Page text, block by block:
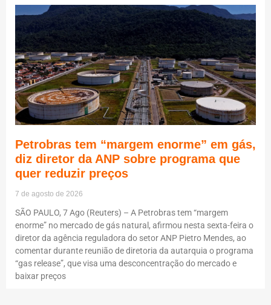
Petrobras tem “margem enorme” em gás,
diz diretor da ANP sobre programa que
quer reduzir preços
7 de agosto de 2026
SÃO PAULO, 7 Ago (Reuters) – A Petrobras tem “margem
enorme” no mercado de gás natural, afirmou nesta sexta-feira o
diretor da agência reguladora do setor ANP Pietro Mendes, ao
comentar durante reunião de diretoria da autarquia o programa
“gas release”, que visa uma desconcentração do mercado e
baixar preços